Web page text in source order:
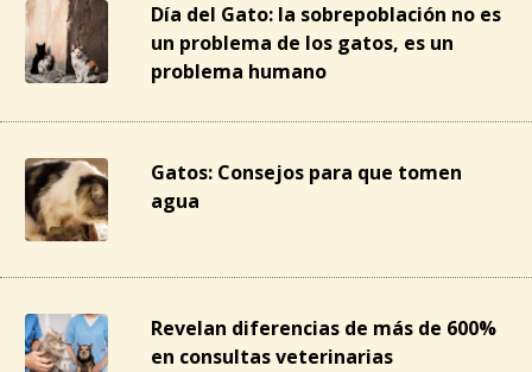
Día del Gato: la sobrepoblación no es
un problema de los gatos, es un
problema humano
Gatos: Consejos para que tomen
agua
Revelan diferencias de más de 600%
en consultas veterinarias